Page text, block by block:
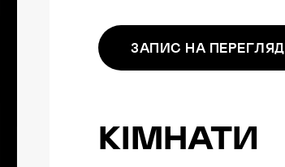
ЗАПИС НА ПЕРЕГЛЯД
КІМНАТИ